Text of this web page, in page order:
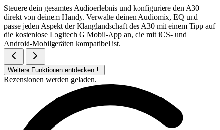
Steuere dein gesamtes Audioerlebnis und konfiguriere den A30
direkt von deinem Handy. Verwalte deinen Audiomix, EQ und
passe jeden Aspekt der Klanglandschaft des A30 mit einem Tipp auf
die kostenlose Logitech G Mobil-App an, die mit iOS- und
Android-Mobilgeräten kompatibel ist.
Weitere Funktionen entdecken
Rezensionen werden geladen.